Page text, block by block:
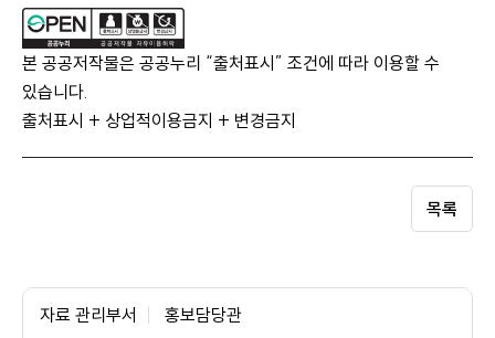
본 공공저작물은 공공누리 “출처표시” 조건에 따라 이용할 수
있습니다.
출처표시 + 상업적이용금지 + 변경금지
목록
자료 관리부서
홍보담당관